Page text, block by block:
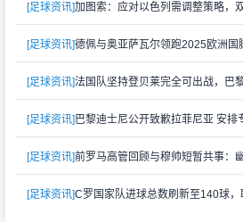
[足球资讯]加图索：应对以色列需调整策略，
[足球资讯]
[足球资讯]
[足球资讯]
[足球资讯]前罗马高管回顾与穆帅短暂共事：
[足球资讯]C罗国家队进球总数刷新至140球